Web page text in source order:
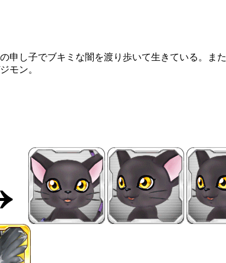
申し子でブキミな闇を渡り歩いて生きている。ま
モン。